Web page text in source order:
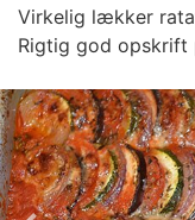
Virkelig lækker
Rigtig god opskrift